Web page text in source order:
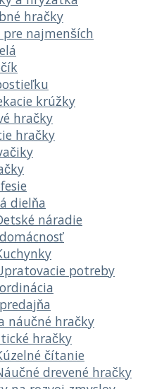
hračky
pre najmenších
krúžky
hračky
hračky
dielňa
náradie
potreby
náučné hračky
hračky
čítanie
drevené hračky